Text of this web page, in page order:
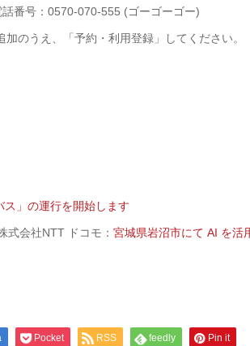
番号：0570-070-555 (ゴーゴーゴー)
のうえ、「予約・利用登録」してください。
」の運行を開始します
式会社NTT ドコモ：宮城県岩沼市にて AI を活
Pocket RSS feedly Pin it